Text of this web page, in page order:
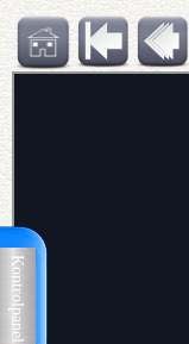
Kontrolpanel